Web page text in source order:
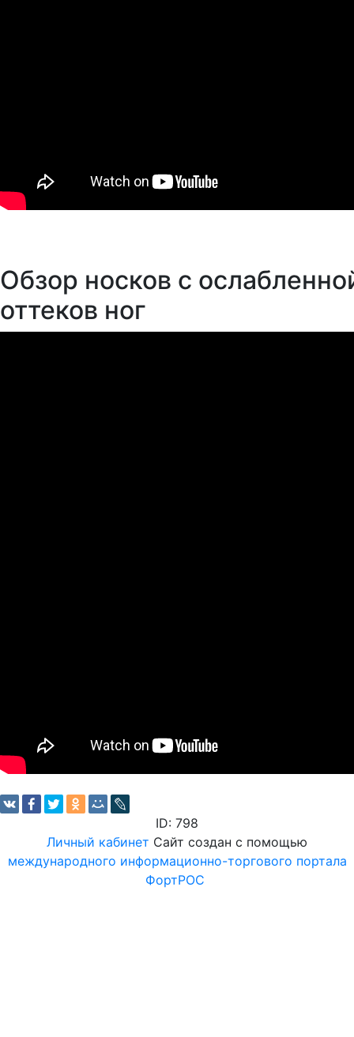
Обзор носков с
оттеков ног
ID: 798
Личный кабинет Сайт создан с помощью
международного информационно-торгового портала
ФортРОС